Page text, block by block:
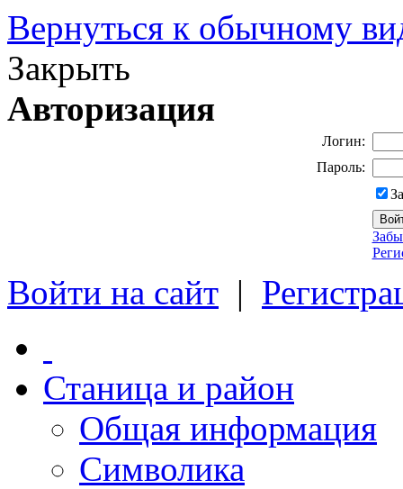
Вернуться к обычному
Закрыть
Авторизация
Логин:
Пароль:
Войти на сайт |
Станица и район
Общая информация
Символика